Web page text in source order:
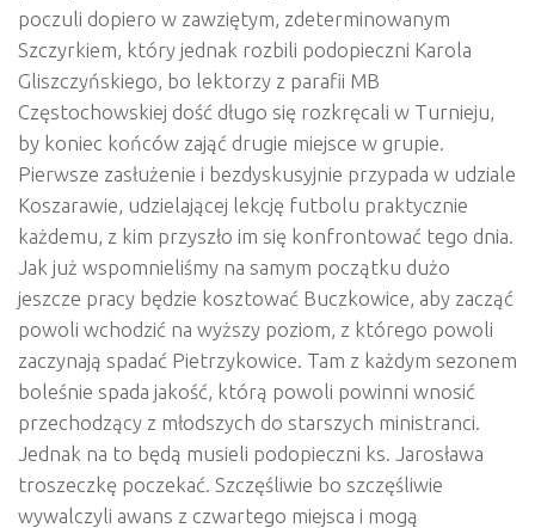
poczuli dopiero w zawziętym, zdeterminowanym
Szczyrkiem, który jednak rozbili podopieczni Karola
Gliszczyńskiego, bo lektorzy z parafii MB
Częstochowskiej dość długo się rozkręcali w Turnieju,
by koniec końców zająć drugie miejsce w grupie.
Pierwsze zasłużenie i bezdyskusyjnie przypada w udziale
Koszarawie, udzielającej lekcję futbolu praktycznie
każdemu, z kim przyszło im się konfrontować tego dnia.
Jak już wspomnieliśmy na samym początku dużo
jeszcze pracy będzie kosztować Buczkowice, aby zacząć
powoli wchodzić na wyższy poziom, z którego powoli
zaczynają spadać Pietrzykowice. Tam z każdym sezonem
boleśnie spada jakość, którą powoli powinni wnosić
przechodzący z młodszych do starszych ministranci.
Jednak na to będą musieli podopieczni ks. Jarosława
troszeczkę poczekać. Szczęśliwie bo szczęśliwie
wywalczyli awans z czwartego miejsca i mogą